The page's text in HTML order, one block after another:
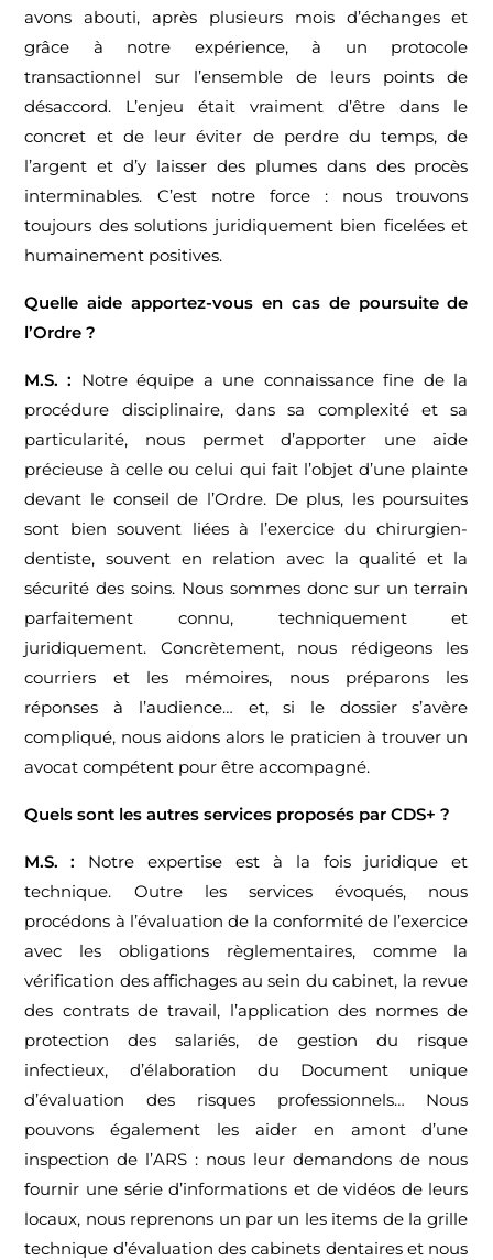
avons abouti, après plusieurs mois d’échanges et
grâce à notre expérience, à un protocole
transactionnel sur l’ensemble de leurs points de
désaccord. L’enjeu était vraiment d’être dans le
concret et de leur éviter de perdre du temps, de
l’argent et d’y laisser des plumes dans des procès
interminables. C’est notre force : nous trouvons
toujours des solutions juridiquement bien ficelées et
humainement positives.
Quelle aide apportez-vous en cas de poursuite de
l’Ordre ?
M.S. : Notre équipe a une connaissance fine de la
procédure disciplinaire, dans sa complexité et sa
particularité, nous permet d’apporter une aide
précieuse à celle ou celui qui fait l’objet d’une plainte
devant le conseil de l’Ordre. De plus, les poursuites
sont bien souvent liées à l’exercice du chirurgien-
dentiste, souvent en relation avec la qualité et la
sécurité des soins. Nous sommes donc sur un terrain
parfaitement connu, techniquement et
juridiquement. Concrètement, nous rédigeons les
courriers et les mémoires, nous préparons les
réponses à l’audience… et, si le dossier s’avère
compliqué, nous aidons alors le praticien à trouver un
avocat compétent pour être accompagné.
Quels sont les autres services proposés par CDS+ ?
M.S. : Notre expertise est à la fois juridique et
technique. Outre les services évoqués, nous
procédons à l’évaluation de la conformité de l’exercice
avec les obligations règlementaires, comme la
vérification des affichages au sein du cabinet, la revue
des contrats de travail, l’application des normes de
protection des salariés, de gestion du risque
infectieux, d’élaboration du Document unique
d’évaluation des risques professionnels… Nous
pouvons également les aider en amont d’une
inspection de l’ARS : nous leur demandons de nous
fournir une série d’informations et de vidéos de leurs
locaux, nous reprenons un par un les items de la grille
technique d’évaluation des cabinets dentaires et nous